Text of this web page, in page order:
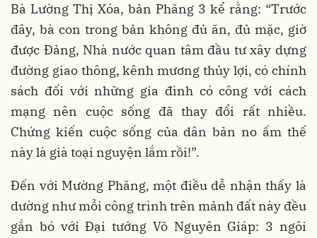
Bà Lường Thị Xóa, bản Phăng 3 kể rằng: “Trước
đây, bà con trong bản không đủ ăn, đủ mặc, giờ
được Đảng, Nhà nước quan tâm đầu tư xây dựng
đường giao thông, kênh mương thủy lợi, có chính
sách đối với những gia đình có công với cách
mạng nên cuộc sống đã thay đổi rất nhiều.
Chứng kiến cuộc sống của dân bản no ấm thế
này là già toại nguyện lắm rồi!”.
Đến với Mường Phăng, một điều dễ nhận thấy là
dường như mỗi công trình trên mảnh đất này đều
gắn bó với Đại tướng Võ Nguyên Giáp: 3 ngôi